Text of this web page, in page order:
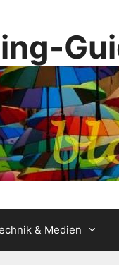
& Medien